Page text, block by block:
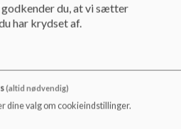
København
psykolog og talehørekonsulent.
og psykologens rolle og
venstre.
godkender du, at vi sætter
har krydset af.
(altid nødvendig)
dine valg om cookieindstillinger.